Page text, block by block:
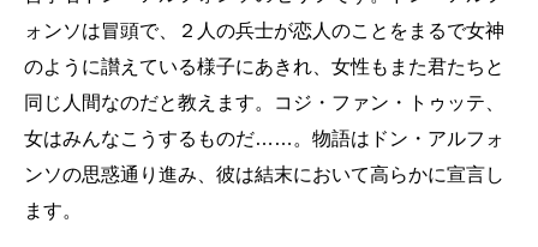
ォンソは冒頭で、２人の兵士が恋人のことをまるで女神
のように讃えている様子にあきれ、女性もまた君たちと
同じ人間なのだと教えます。コジ・ファン・トゥッテ、
女はみんなこうするものだ……。物語はドン・アルフォ
ンソの思惑通り進み、彼は結末において高らかに宣言し
ます。